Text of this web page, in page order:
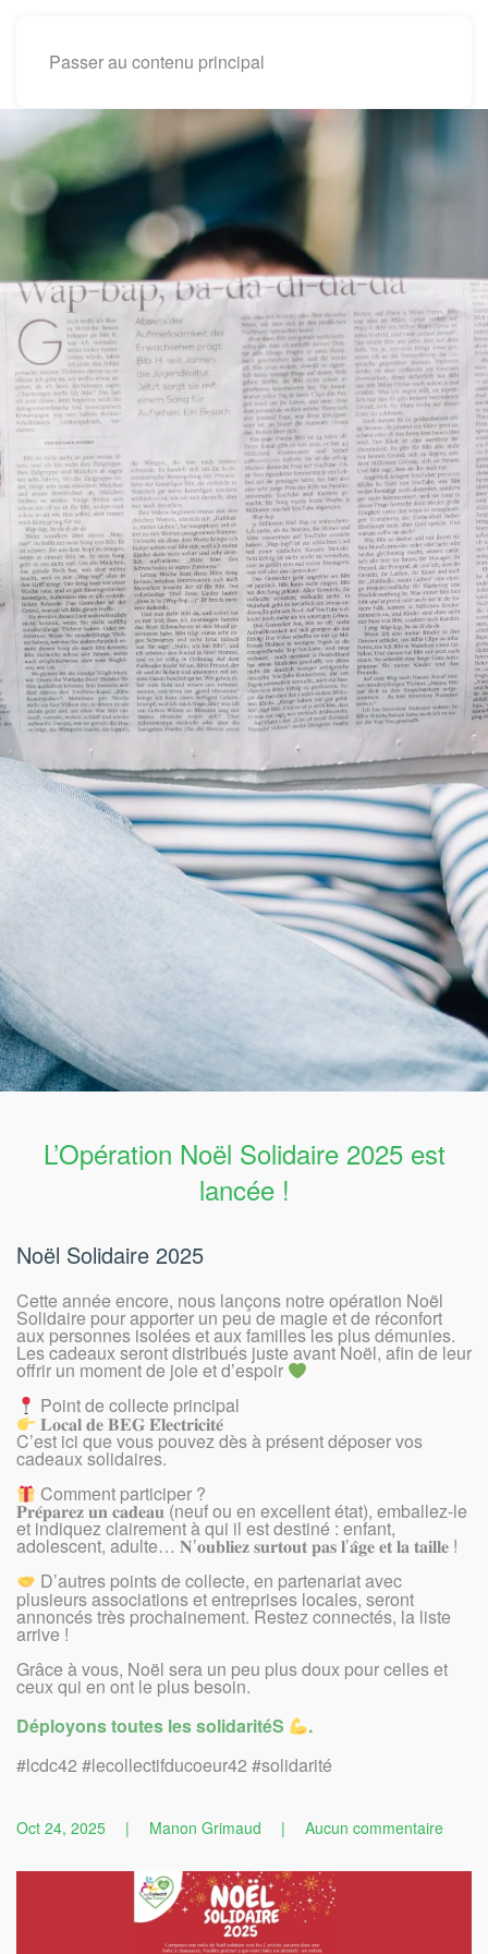
Passer au contenu principal
L’Opération Noël Solidaire 2025 est
lancée !
Noël Solidaire 2025
Cette année encore, nous lançons notre opération Noël
Solidaire pour apporter un peu de magie et de réconfort
aux personnes isolées et aux familles les plus démunies.
Les cadeaux seront distribués juste avant Noël, afin de leur
offrir un moment de joie et d’espoir
Point de collecte principal
𝐋𝐨𝐜𝐚𝐥 𝐝𝐞 𝐁𝐄𝐆 𝐄́𝐥𝐞𝐜𝐭𝐫𝐢𝐜𝐢𝐭𝐞́
C’est ici que vous pouvez dès à présent déposer vos
cadeaux solidaires.
Comment participer ?
𝐏𝐫𝐞́𝐩𝐚𝐫𝐞𝐳 𝐮𝐧 𝐜𝐚𝐝𝐞𝐚𝐮 (neuf ou en excellent état), emballez-le
et indiquez clairement à qui il est destiné : enfant,
adolescent, adulte… 𝐍’𝐨𝐮𝐛𝐥𝐢𝐞𝐳 𝐬𝐮𝐫𝐭𝐨𝐮𝐭 𝐩𝐚𝐬 𝐥’𝐚̂𝐠𝐞 𝐞𝐭 𝐥𝐚 𝐭𝐚𝐢𝐥𝐥𝐞 !
D’autres points de collecte, en partenariat avec
plusieurs associations et entreprises locales, seront
annoncés très prochainement. Restez connectés, la liste
arrive !
Grâce à vous, Noël sera un peu plus doux pour celles et
ceux qui en ont le plus besoin.
Déployons toutes les solidaritéS
.
#lcdc42 #lecollectifducoeur42 #solidarité
Oct 24, 2025 | Manon Grimaud | Aucun commentairesur
Noël